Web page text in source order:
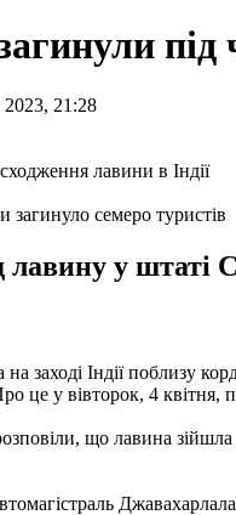
під
2023, 21:28
загинуло семеро туристів
у штаті
заході Індії поблизу
це у вівторок, 4 квітня,
що лавина